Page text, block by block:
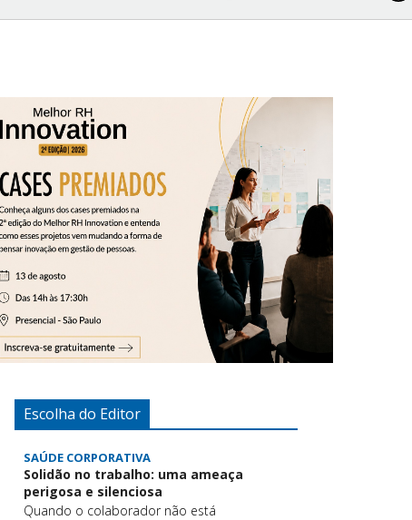
Escolha do Editor
SAÚDE CORPORATIVA
Solidão no trabalho: uma ameaça
perigosa e silenciosa
Quando o colaborador não está